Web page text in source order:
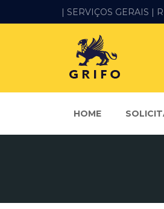
| SERVIÇOS GERAIS |
HOME